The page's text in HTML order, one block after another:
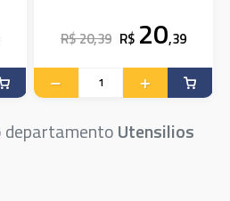
R$ 20,39 R$ 20,39
departamentoUtensilios